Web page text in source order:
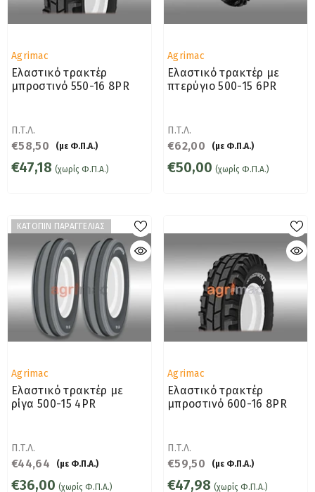
Προμηθευτής:
Agrimac
Ελαστικό τρακτέρ
μπροστινό 550-16 8PR
Π.Τ.Λ.
€58,50 (με Φ.Π.Α.)
€47,18 (χωρίς Φ.Π.Α.)
Προμηθευτής:
Agrimac
Ελαστικό τρακτέρ με
πτερύγιο 500-15 6PR
Π.Τ.Λ.
€62,00 (με Φ.Π.Α.)
€50,00 (χωρίς Φ.Π.Α.)
ΚΑΤΟΠΙΝ ΠΑΡΑΓΓΕΛΙΑΣ
Προμηθευτής:
Agrimac
Ελαστικό τρακτέρ με
ρίγα 500-15 4PR
Π.Τ.Λ.
€44,64 (με Φ.Π.Α.)
€36,00 (χωρίς Φ.Π.Α.)
Προμηθευτής:
Agrimac
Ελαστικό τρακτέρ
μπροστινό 600-16 8PR
Π.Τ.Λ.
€59,50 (με Φ.Π.Α.)
€47,98 (χωρίς Φ.Π.Α.)